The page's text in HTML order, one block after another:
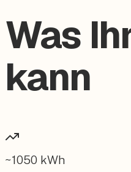
Was
kann
~1050 kWh